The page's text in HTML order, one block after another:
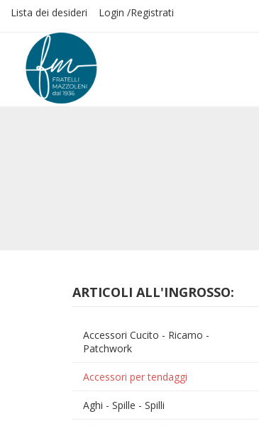
Lista dei desideri Login /Registrati
ARTICOLI ALL'INGROSSO:
Accessori Cucito - Ricamo -
Patchwork
Accessori per tendaggi
Aghi - Spille - Spilli